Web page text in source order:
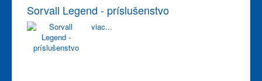
Sorvall Legend - príslušenstvo
viac...